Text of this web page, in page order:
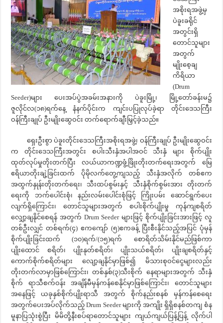
အစိုးရအဖွဲ့မှ
ပဲခူးခရိုင်
အတွင်းရှိ
တောင်သူများ
အတွက်
မျိုးစေ့ချ
ကိရိယာ
(Drum
Seeder)များ ပေးအပ်ပွဲအခမ်းအနားကို ပဲခူးမြို့၊ မြို့တော်ခန်းမ၌
ဇူလိုင်လ(၁၈)ရက်နေ့ နံနက်ပိုင်းက ကျင်းပပြုလုပ်ခဲ့ရာ တိုင်းဒေသကြီး
ဝန်ကြီးချုပ် ဦးမျိုးဆွေဝင်း တက်ရောက်ချီးမြှင့်ခဲ့သည်။
ရှေးဦးစွာ ပဲခူးတိုင်းဒေသကြီးအစိုးရအဖွဲ့၊ ဝန်ကြီးချုပ် ဦးမျိုးဆွေဝင်း
က တိုင်းဒေသကြီးအတွင်း စပါးသီးနှံအပါအဝင် သီးနှံ များ စိုက်ပျိုး
ထုတ်လုပ်မှုတိုးတက်ပြီး လယ်ယာကဏ္ဍဖွံ့ဖြိုးတိုးတက်ရေးအတွက် မြေ
ဧရိယာတိုးချဲ့ခြင်းထက် ပိုမိုလက်တွေ့ကျသည့် သီးနှံအလိုက် တစ်ဧက
အထွက်နှုန်းတိုးတက်ရေး၊ သီးထပ်စွမ်းနှင့် သီးနှံစိုက်စွမ်းအား တိုးတက်
ရေးကို ဘက်ပေါင်းစုံ၊ နည်းလမ်းပေါင်းစုံဖြင့် ကြိုးပမ်း ဆောင်ရွက်ပေး
လျက်ရှိကြောင်း၊ တောင်သူများအတွက် စပါးစိုက်ပျိုးမှု ကုန်ကျစရိတ်
လျှော့ချနိုင်စေရန် အတွက် Drum Seeder များဖြင့် စိုက်ပျိုးခြင်းအားဖြင့် လူ
တစ်ဦးလျှင် တစ်ရက်(၄) ဧကကျော် (၅)ဧကခန့် ပြီးစီးနိုင်သည့်အပြင် ပုံမှန်
စိုက်ပျိုးခြင်းထက် (၁၀)ရက်/(၁၅)ရက် စောရိတ်သိမ်းနိုင်မည်ဖြစ်ကာ
ပျိုးထောင် စရိတ်၊ ပျိုးနုတ်စရိတ်၊ ပျိုးသယ်စရိတ်၊ ပျိုးချစရိတ်နှင့်
ကောက်စိုက်စရိတ်များ လျော့ချနိုင်မှာဖြစ်၍ မိသားစုဝင်ငွေများလည်း
တိုးတက်လာမှာဖြစ်ကြောင်း၊ တစ်နှစ်(၃)သီးစိုက် နေရာများအတွက် သီးနှံ
စိုက် ရာသီစက်ဝန်း အချိန်မီမှန်ကန်စေနိုင်မှာဖြစ်ကြောင်း၊ တောင်သူများ
အနေဖြင့် ယခုနှစ်စိုက်ပျိုးရာသီ အတွက် စိုက်နည်းစနစ် မှန်ကန်စေရေး
အတွက်ပေးအပ်လိုက်သည့် Drum Seeder များကို အကျိုး ရှိရှိစနစ်တကျ စံန
မူနာပြသုံးစွဲပြီး မိမိတို့နီးစပ်ရာတောင်သူများ ကျယ်ကျယ်ပြန့်ပြန့် လိုက်ပါ